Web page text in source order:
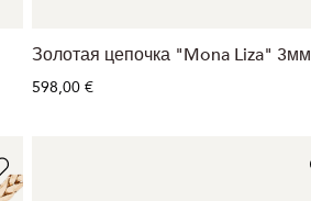
Золотая цепочка "Mona Liza" 3мм
598,00 €